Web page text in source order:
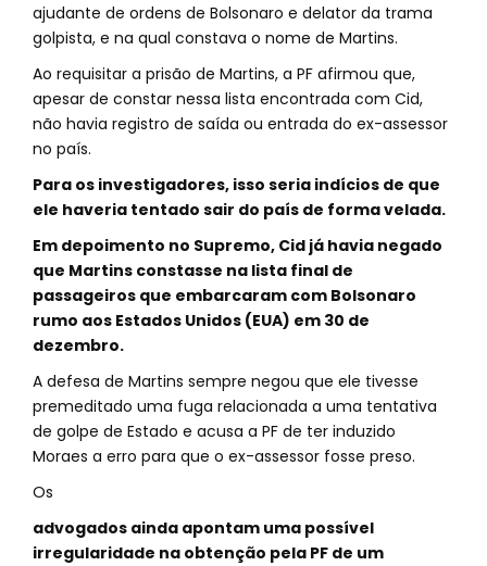
ajudante de ordens de Bolsonaro e delator da trama
golpista, e na qual constava o nome de Martins.
Ao requisitar a prisão de Martins, a PF afirmou que,
apesar de constar nessa lista encontrada com Cid,
não havia registro de saída ou entrada do ex-assessor
no país.
Para os investigadores, isso seria indícios de que
ele haveria tentado sair do país de forma velada.
Em depoimento no Supremo, Cid já havia negado
que Martins constasse na lista final de
passageiros que embarcaram com Bolsonaro
rumo aos Estados Unidos (EUA) em 30 de
dezembro.
A defesa de Martins sempre negou que ele tivesse
premeditado uma fuga relacionada a uma tentativa
de golpe de Estado e acusa a PF de ter induzido
Moraes a erro para que o ex-assessor fosse preso.
Os
advogados ainda apontam uma possível
irregularidade na obtenção pela PF de um